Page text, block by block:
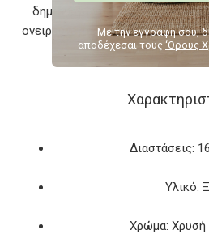
δημιουργώντας ένα
ονειρευτείτε, να χαλαρώσετε
Διαστάσεις:
Υλικό:
Χρώμα:
Με την εγγραφή σου,
αποδέχεσαι τους ‘Ορους